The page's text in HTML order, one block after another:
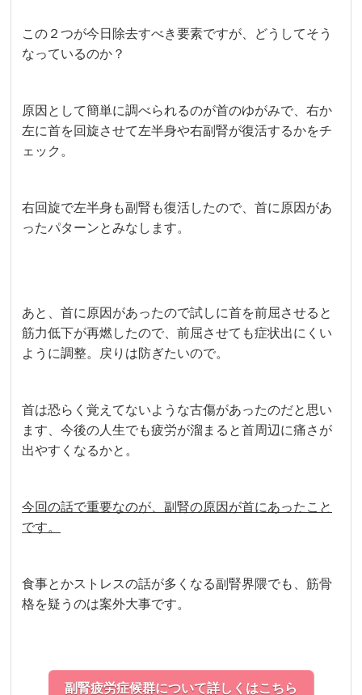
この２つが今日除去すべき要素ですが、どうしてそう
なっているのか？
原因として簡単に調べられるのが首のゆがみで、右か
左に首を回旋させて左半身や右副腎が復活するかをチ
ェック。
右回旋で左半身も副腎も復活したので、首に原因があ
ったパターンとみなします。
あと、首に原因があったので試しに首を前屈させると
筋力低下が再燃したので、前屈させても症状出にくい
ように調整。戻りは防ぎたいので。
首は恐らく覚えてないような古傷があったのだと思い
ます、今後の人生でも疲労が溜まると首周辺に痛さが
出やすくなるかと。
今回の話で重要なのが、副腎の原因が首にあったこと
です。
食事とかストレスの話が多くなる副腎界隈でも、筋骨
格を疑うのは案外大事です。
副腎疲労症候群について詳しくはこちら